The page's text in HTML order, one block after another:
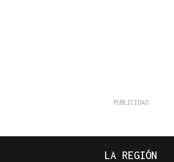
LA REGIÓN